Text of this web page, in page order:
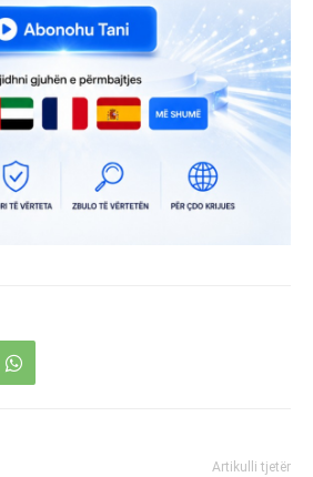
Artikulli tjetër